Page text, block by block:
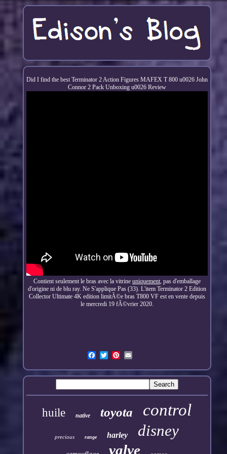
Did I find the best Terminator 2 Action Figures MAFEX T 800 u0026 John
Connor 2 Pack Unboxing u0026 Review
Contient seulement le bras avec la vitrine uniquement, pas d'emballage
d'origine ni de blu ray. Ne S'applique Pas (33). L'item Terminator 2 Edition
Collector Ultimate 4K edition limitÃ©e bras T800 VF est en vente depuis
le mercredi 19 fÃ©vrier 2020.
huile native toyota control
precious range harley disney
valve